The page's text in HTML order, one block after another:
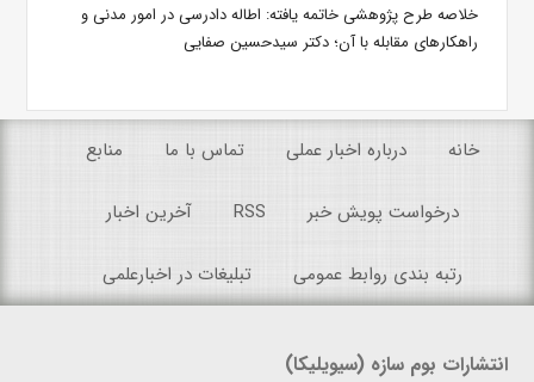
خلاصه طرح پژوهشی خاتمه یافته: اطاله دادرسی در امور مدنی و
راهکارهای مقابله با آن؛ دکتر سیدحسین صفایی
خانه درباره اخبار عملی تماس با ما منابع
درخواست پویش خبر RSS آخرین اخبار
رتبه بندی روابط عمومی تبلیغات در اخبارعلمی
انتشارات بوم سازه (سیویلیکا)